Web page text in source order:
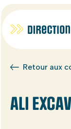
Retour aux
ALI